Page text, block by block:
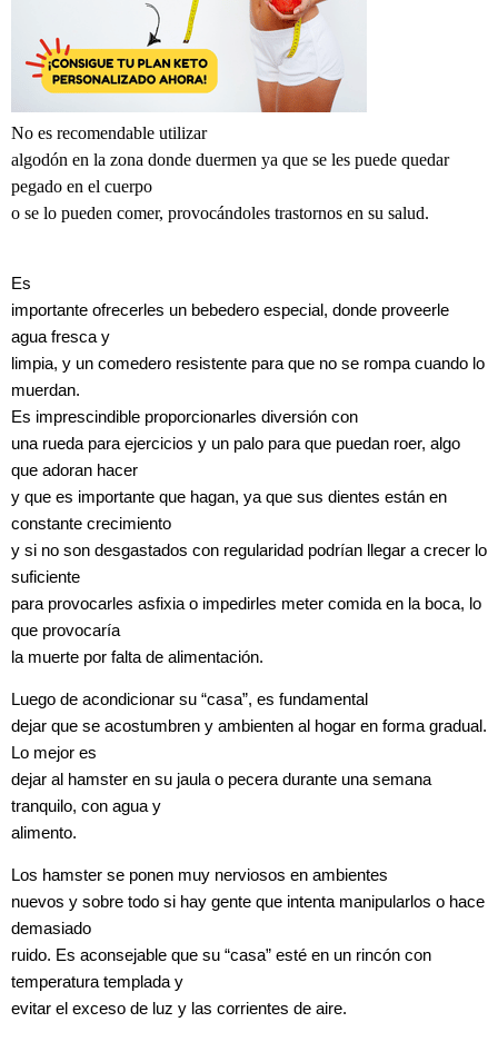
No es recomendable utilizar
algodón en la zona donde duermen ya que se les puede quedar
pegado en el cuerpo
o se lo pueden comer, provocándoles trastornos en su salud.
Es
importante ofrecerles un bebedero especial, donde proveerle
agua fresca y
limpia, y un comedero resistente para que no se rompa cuando lo
muerdan.
Es imprescindible proporcionarles diversión con
una rueda para ejercicios y un palo para que puedan roer, algo
que adoran hacer
y que es importante que hagan, ya que sus dientes están en
constante crecimiento
y si no son desgastados con regularidad podrían llegar a crecer lo
suficiente
para provocarles asfixia o impedirles meter comida en la boca, lo
que provocaría
la muerte por falta de alimentación.
Luego de acondicionar su “casa”, es fundamental
dejar que se acostumbren y ambienten al hogar en forma gradual.
Lo mejor es
dejar al hamster en su jaula o pecera durante una semana
tranquilo, con agua y
alimento.
Los hamster se ponen muy nerviosos en ambientes
nuevos y sobre todo si hay gente que intenta manipularlos o hace
demasiado
ruido. Es aconsejable que su “casa” esté en un rincón con
temperatura templada y
evitar el exceso de luz y las corrientes de aire.